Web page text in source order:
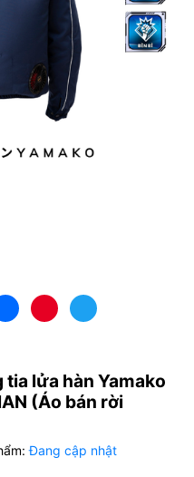
tia lửa hàn Yamako
(Áo bán rời
Đang cập nhật